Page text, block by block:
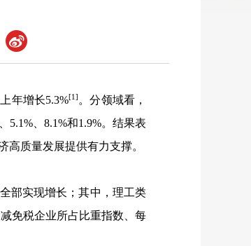
年增长5.3%[1] 。分领域看，
5.1% 8.1%和1.9%。结果表
质量发展提供有力支撑。
部实现增长；其中，理工类
免税企业所占比重指数、每